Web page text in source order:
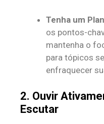
Tenha um
os pontos-
mantenha o
para tópicos
enfraquecer
2. Ouvir
Escutar